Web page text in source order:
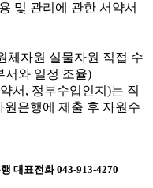
및 관리에 관한 서약서
체자원 실물자원 직접 수
서와 일정 조율)
서, 정부수입인지)는 직
은행에 제출 후 자원수
대표전화 043-913-4270